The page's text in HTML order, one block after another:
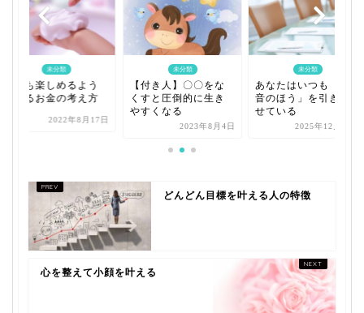
未分類
美容も楽しめるよう
になるお金の考え方
2022年8月17日
未分類
【付き人】〇〇をな
くすと圧倒的に生き
やすくなる
2023年8月4日
未分類
あなたはいつも「本
音のほう」を引き寄
せている
2025年12月22日
どんどん目標を叶える人の特徴
心を整えて小顔を叶える